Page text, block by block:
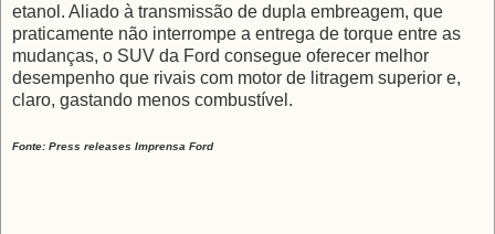
etanol. Aliado à transmissão de dupla embreagem, que
praticamente não interrompe a entrega de torque entre as
mudanças, o SUV da Ford consegue oferecer melhor
desempenho que rivais com motor de litragem superior e,
claro, gastando menos combustível.
Fonte: Press releases Imprensa Ford